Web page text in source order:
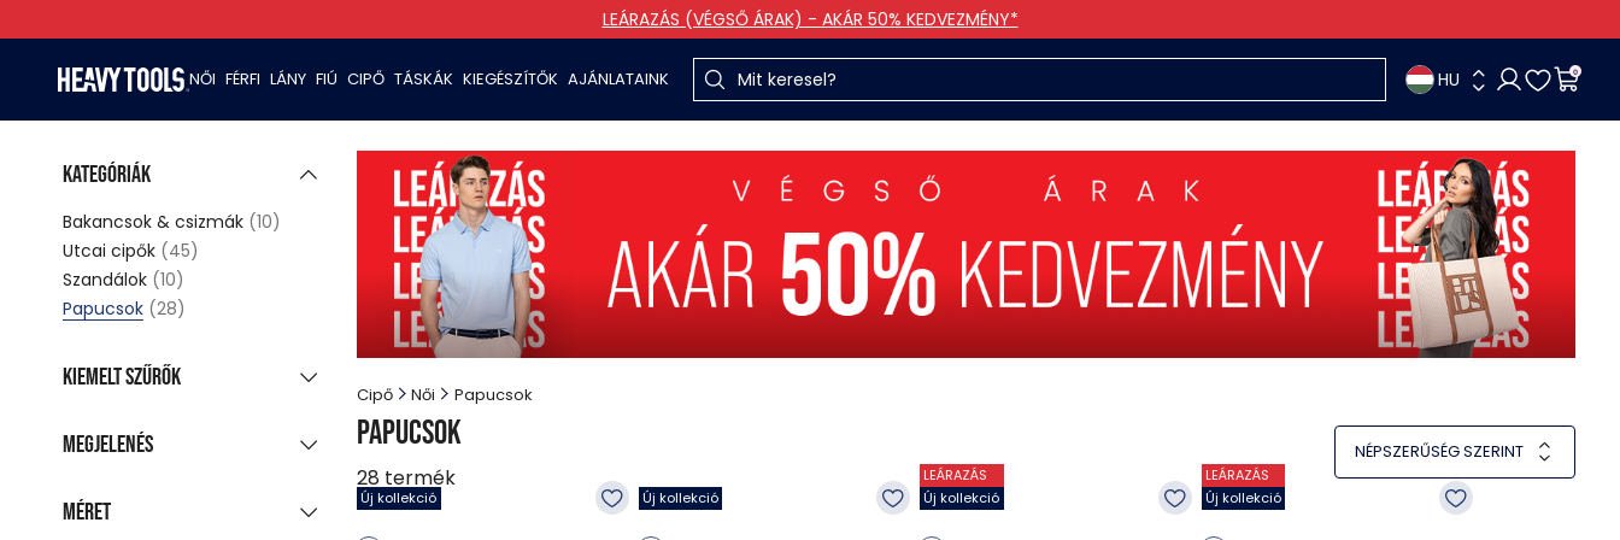
LEÁRAZÁS (VÉGSŐ ÁRAK) - AKÁR 50% KEDVEZMÉNY*
NŐI FÉRFI LÁNY FIÚ CIPŐ TÁSKÁK KIEGÉSZÍTŐK AJÁNLATAINK HU 0
Cipő Női Papucsok
Papucsok
28 termék
NÉPSZERŰSÉG SZERINT
Új kollekció Új kollekció
LEÁRAZÁS
Új kollekció
LEÁRAZÁS
Új kollekció
Kategóriák
Bakancsok & csizmák (10)
Utcai cipők (45)
Szandálok (10)
Papucsok (28)
Kiemelt szűrők
Utolsó darabok
Megjelenés
megjelenítés
Méret